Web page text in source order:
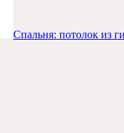
Спальня: потолок из